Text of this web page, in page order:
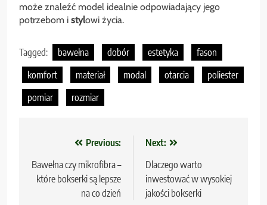
może znaleźć model idealnie odpowiadający jego
potrzebom i stylowi życia.
Tagged: bawełna dobór estetyka
fason
komfort
materiał modal otarcia
poliester
pomiar
rozmiar
Nawigacja
wpisu
Previous:
Bawełna czy mikrofibra –
które bokserki są lepsze
na co dzień
Next:
Dlaczego warto
inwestować w wysokiej
jakości bokserki